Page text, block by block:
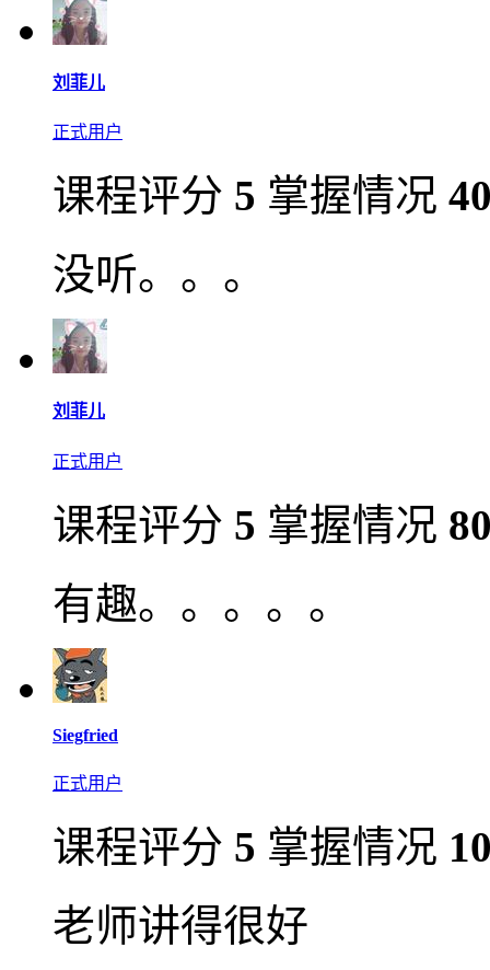
刘菲儿
正式用户
课程评分 5 掌握情况
没听。。。
刘菲儿
正式用户
课程评分 5 掌握情况
有趣。。。。。
Siegfried
正式用户
课程评分 5 掌握情况
老师讲得很好